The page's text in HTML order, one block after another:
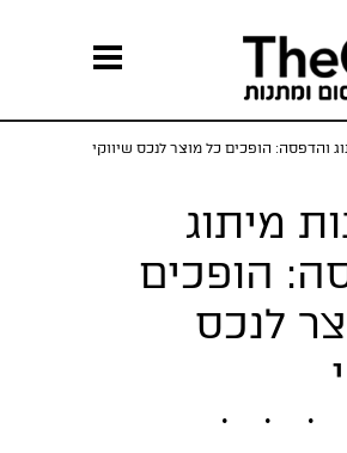
והדפסה: הופכים כל מוצר לנכס שיווקי
מיתוג
הופכים
לנכס